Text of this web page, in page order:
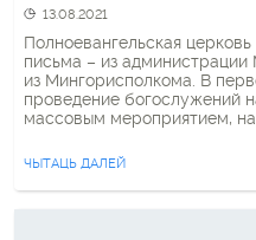
13.08.2021
Полноевангельская
письма – из
из Мингорисполкома. В
проведение богослужений
массовым мероприятием,
уведомляют, что здание
детальному плану
подлежит сносу. А […]
ЧЫТАЦЬ ДАЛЕЙ